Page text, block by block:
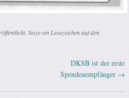
Setze ein Lesezeichen auf den
DKSB ist der erste
Spendenempfänger →